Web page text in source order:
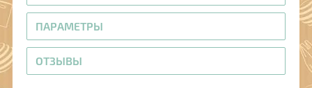
ПАРАМЕТРЫ
ОТЗЫВЫ